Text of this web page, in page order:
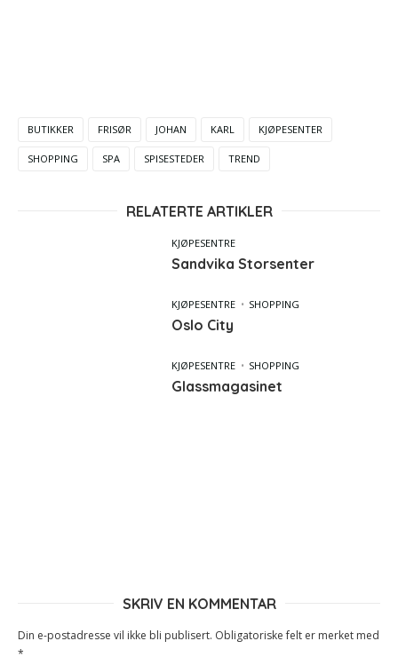
BUTIKKER FRISØR JOHAN KARL KJØPESENTER
SHOPPING SPA SPISESTEDER TREND
RELATERTE ARTIKLER
KJØPESENTRE
Sandvika Storsenter
KJØPESENTRE SHOPPING
Oslo City
KJØPESENTRE SHOPPING
Glassmagasinet
SKRIV EN KOMMENTAR
Din e-postadresse vil ikke bli publisert. Obligatoriske felt er merket med
*